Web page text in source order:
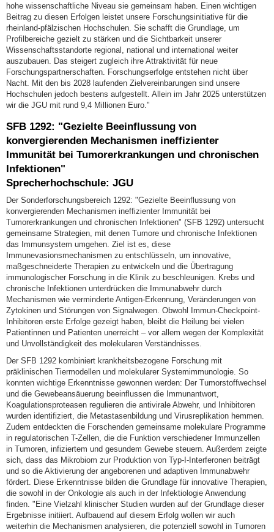
hohe wissenschaftliche Niveau sie gemeinsam haben. Einen wichtigen
Beitrag zu diesen Erfolgen leistet unsere Forschungsinitiative für die
rheinland-pfälzischen Hochschulen. Sie schafft die Grundlage, um
Profilbereiche gezielt zu stärken und die Sichtbarkeit unserer
Wissenschaftsstandorte regional, national und international weiter
auszubauen. Das steigert zugleich ihre Attraktivität für neue
Forschungspartnerschaften. Forschungserfolge entstehen nicht über
Nacht. Mit den bis 2028 laufenden Zielvereinbarungen sind unsere
Hochschulen jedoch bestens aufgestellt. Allein im Jahr 2025 unterstützen
wir die JGU mit rund 9,4 Millionen Euro."
SFB 1292: "Gezielte Beeinflussung von
konvergierenden Mechanismen ineffizienter
Immunität bei Tumorerkrankungen und chronischen
Infektionen"
Sprecherhochschule: JGU
Der Sonderforschungsbereich 1292: "Gezielte Beeinflussung von
konvergierenden Mechanismen ineffizienter Immunität bei
Tumorerkrankungen und chronischen Infektionen" (SFB 1292) untersucht
gemeinsame Strategien, mit denen Tumore und chronische Infektionen
das Immunsystem umgehen. Ziel ist es, diese
Immunevasionsmechanismen zu entschlüsseln, um innovative,
maßgeschneiderte Therapien zu entwickeln und die Übertragung
immunologischer Forschung in die Klinik zu beschleunigen. Krebs und
chronische Infektionen unterdrücken die Immunabwehr durch
Mechanismen wie verminderte Antigen-Erkennung, Veränderungen von
Zytokinen und Störungen von Signalwegen. Obwohl Immun-Checkpoint-
Inhibitoren erste Erfolge gezeigt haben, bleibt die Heilung bei vielen
Patientinnen und Patienten unerreicht – vor allem wegen der Komplexität
und Unvollständigkeit des molekularen Verständnisses.
Der SFB 1292 kombiniert krankheitsbezogene Forschung mit
präklinischen Tiermodellen und molekularer Systemimmunologie. So
konnten wichtige Erkenntnisse gewonnen werden: Der Tumorstoffwechsel
und die Gewebeansäuerung beeinflussen die Immunantwort,
Koagulationsproteasen regulieren die antivirale Abwehr, und Inhibitoren
wurden identifiziert, die Metastasenbildung und Virusreplikation hemmen.
Zudem entdeckten die Forschenden gemeinsame molekulare Programme
in regulatorischen T-Zellen, die die Funktion verschiedener Immunzellen
in Tumoren, infiziertem und gesundem Gewebe steuern. Außerdem zeigte
sich, dass das Mikrobiom zur Produktion von Typ-I-Interferonen beiträgt
und so die Aktivierung der angeborenen und adaptiven Immunabwehr
fördert. Diese Erkenntnisse bilden die Grundlage für innovative Therapien,
die sowohl in der Onkologie als auch in der Infektiologie Anwendung
finden. "Eine Vielzahl klinischer Studien wurden auf der Grundlage dieser
Ergebnisse initiiert. Aufbauend auf diesem Erfolg wollen wir auch
weiterhin die Mechanismen analysieren, die potenziell sowohl in Tumoren